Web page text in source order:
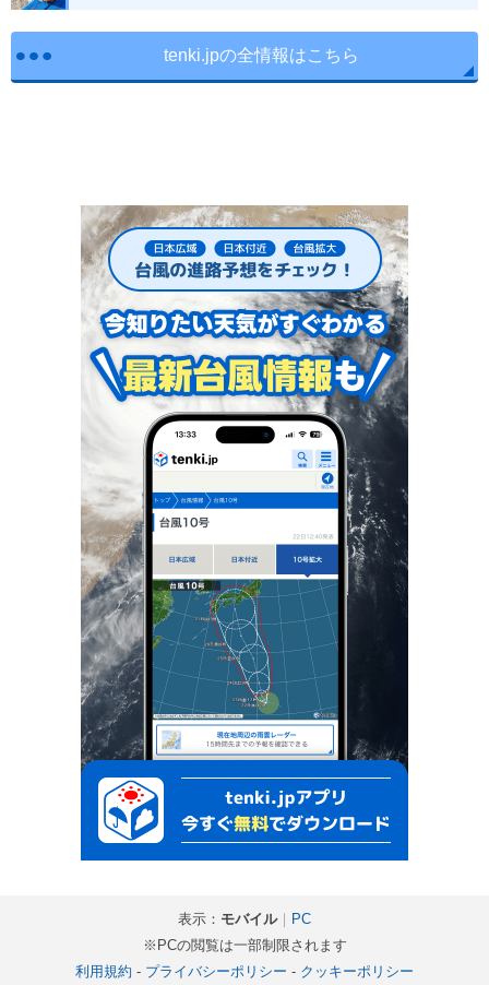
tenki.jpの全情報はこちら
表示： モバイル｜
PC
※PCの閲覧は一部制限されます
利用規約 - プライバシーポリシー - クッキーポリシー